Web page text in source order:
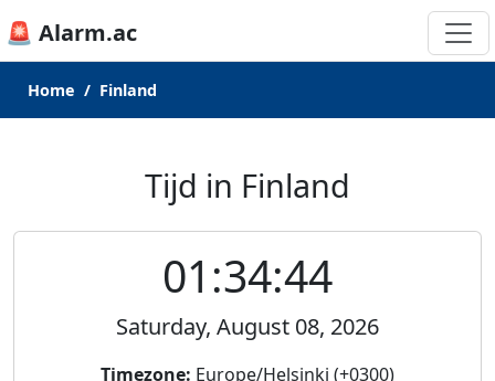
🚨 Alarm.ac
Home Finland
Tijd in Finland
01:34:44
Saturday, August 08, 2026
Timezone: Europe/Helsinki (+0300)